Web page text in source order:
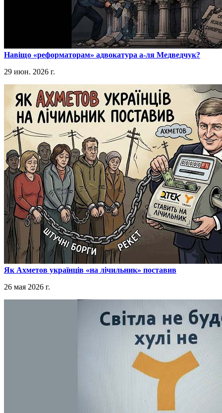
​Навіщо «реформаторам» адвокатура а-ля Медведчук?
29 июн. 2026 г.
​Як Ахметов українців «на лічильник» поставив
26 мая 2026 г.